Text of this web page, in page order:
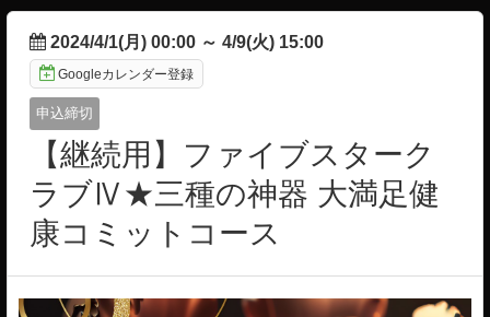
2024/4/1(月) 00:00 ～ 4/9(火) 15:00
Googleカレンダー登録
申込締切
【継続用】ファイブスターク
ラブⅣ★三種の神器 大満足健
康コミットコース